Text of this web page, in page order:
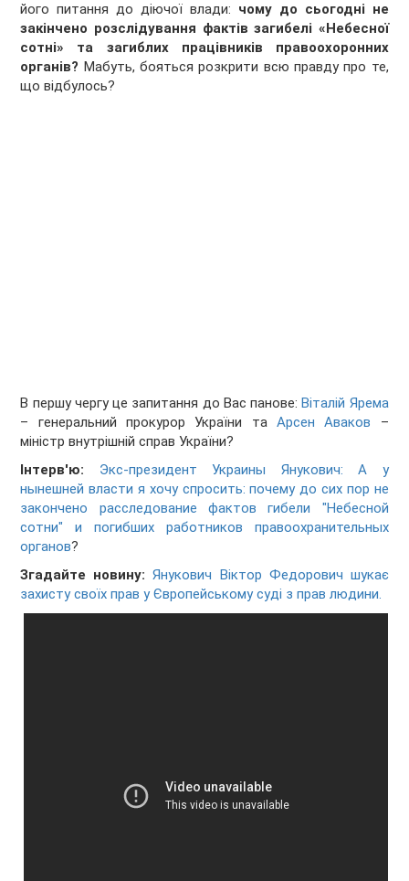
його питання до діючої влади: чому до сьогодні не
закінчено розслідування фактів загибелі «Небесної
сотні» та загиблих працівників правоохоронних
органів? Мабуть, бояться розкрити всю правду про те,
що відбулось?
В першу чергу це запитання до Вас панове:Віталій Ярема
– генеральний прокурор України та Арсен Аваков –
міністр внутрішній справ України?
Інтерв'ю: Экс-президент Украины Янукович: А у
нынешней власти я хочу спросить: почему до сих пор не
закончено расследование фактов гибели "Небесной
сотни" и погибших работников правоохранительных
органов?
Згадайте новину:Янукович Віктор Федорович шукає
захисту своїх прав у Європейському суді з прав людини.